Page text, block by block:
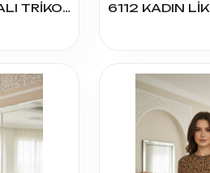
2019 KADIN LİKRALI TRİKO YAKA TAŞLI BLUZ